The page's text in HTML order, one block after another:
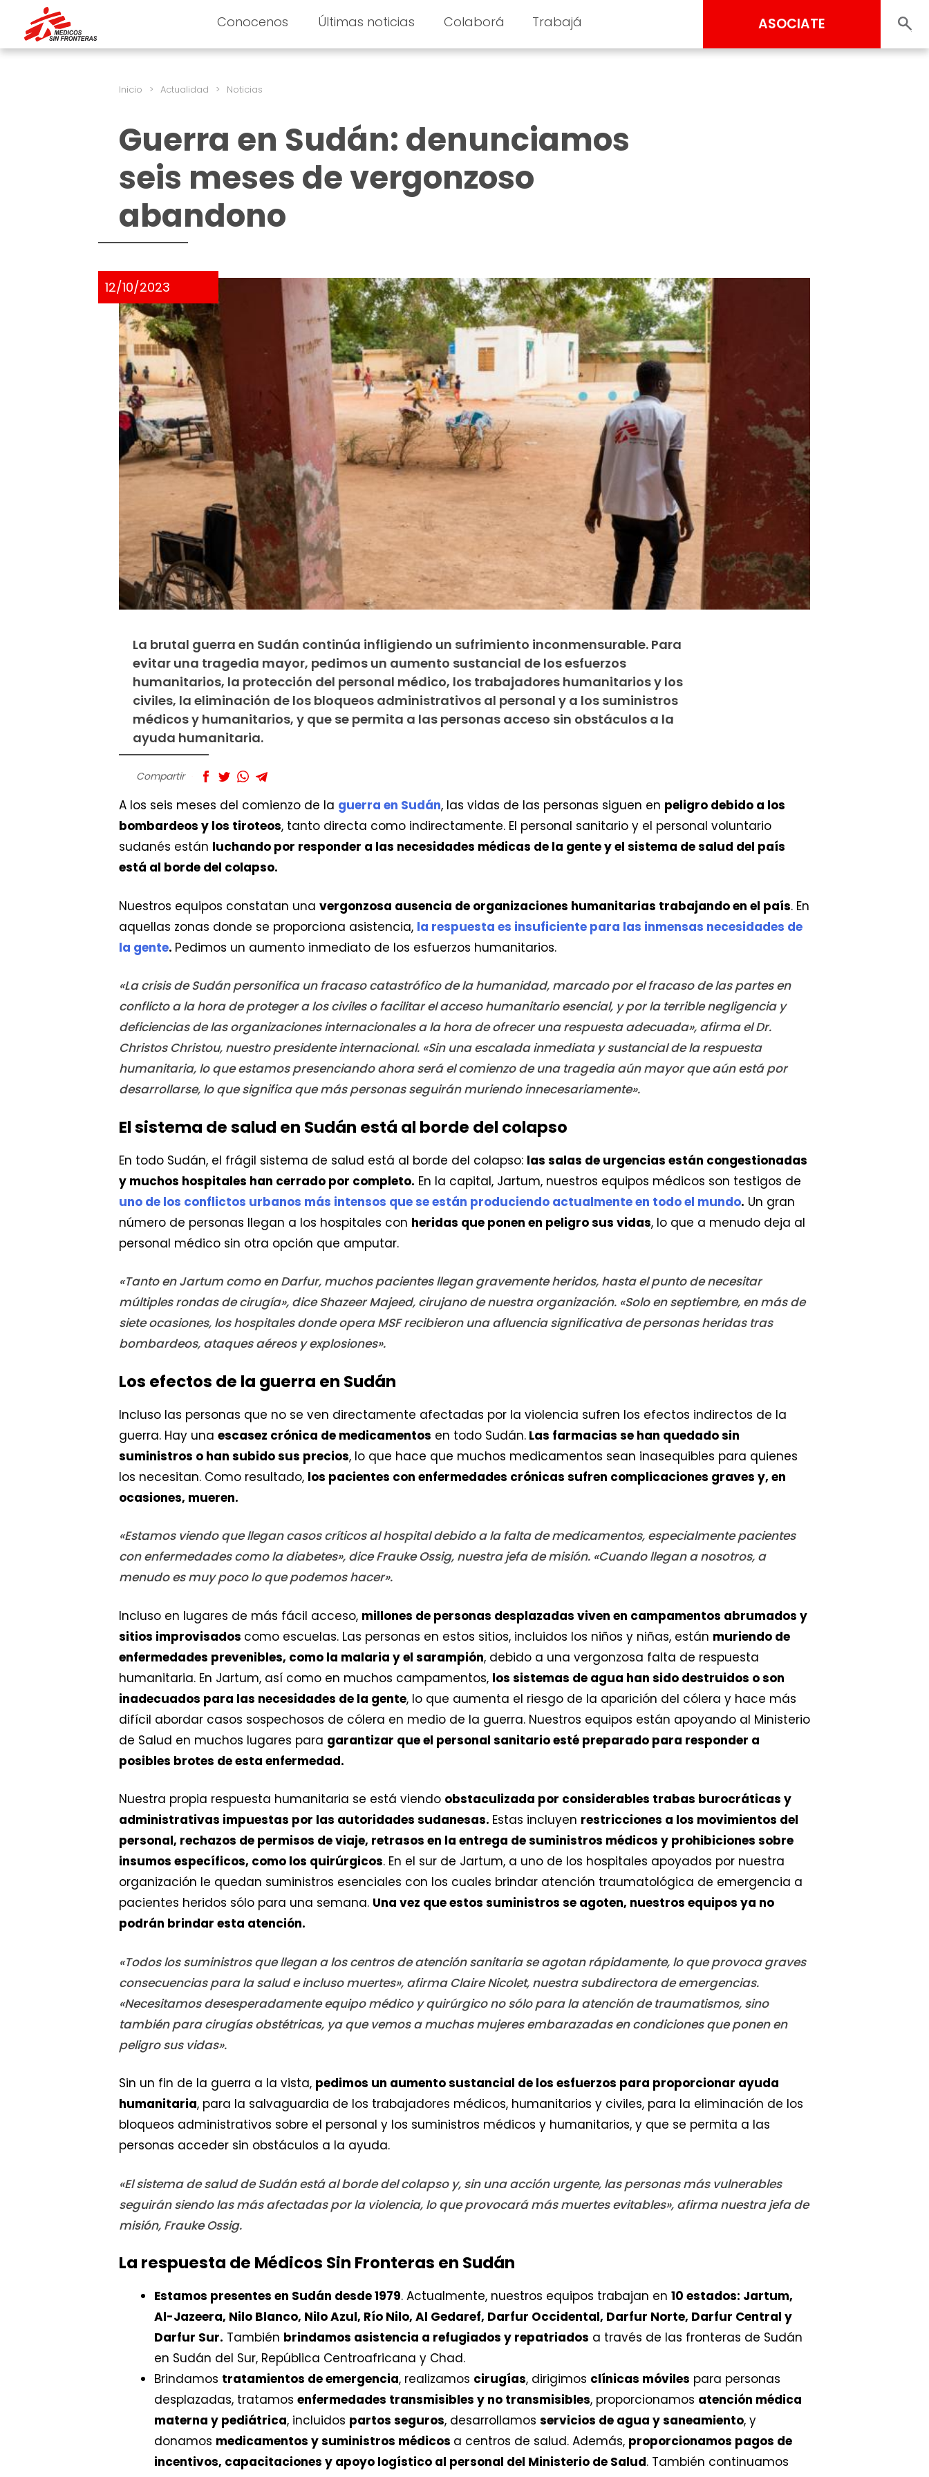
Conocenos Últimas noticias Colaborá Trabajá ASOCIATE
Inicio > Actualidad > Noticias
Guerra en Sudán: denunciamos
seis meses de vergonzoso
abandono
12/10/2023
La brutal guerra en Sudán continúa infligiendo un sufrimiento inconmensurable. Para
evitar una tragedia mayor, pedimos un aumento sustancial de los esfuerzos
humanitarios, la protección del personal médico, los trabajadores humanitarios y los
civiles, la eliminación de los bloqueos administrativos al personal y a los suministros
médicos y humanitarios, y que se permita a las personas acceso sin obstáculos a la
ayuda humanitaria.
Compartir
A los seis meses del comienzo de la guerra en Sudán, las vidas de las personas siguen en peligro debido a los
bombardeos y los tiroteos, tanto directa como indirectamente. El personal sanitario y el personal voluntario
sudanés están luchando por responder a las necesidades médicas de la gente y el sistema de salud del país
está al borde del colapso.
Nuestros equipos constatan una vergonzosa ausencia de organizaciones humanitarias trabajando en el país. En
aquellas zonas donde se proporciona asistencia, la respuesta es insuficiente para las inmensas necesidades de
la gente. Pedimos un aumento inmediato de los esfuerzos humanitarios.
«La crisis de Sudán personifica un fracaso catastrófico de la humanidad, marcado por el fracaso de las partes en
conflicto a la hora de proteger a los civiles o facilitar el acceso humanitario esencial, y por la terrible negligencia y
deficiencias de las organizaciones internacionales a la hora de ofrecer una respuesta adecuada», afirma el Dr.
Christos Christou, nuestro presidente internacional. «Sin una escalada inmediata y sustancial de la respuesta
humanitaria, lo que estamos presenciando ahora será el comienzo de una tragedia aún mayor que aún está por
desarrollarse, lo que significa que más personas seguirán muriendo innecesariamente».
El sistema de salud en Sudán está al borde del colapso
En todo Sudán, el frágil sistema de salud está al borde del colapso: las salas de urgencias están congestionadas
y muchos hospitales han cerrado por completo. En la capital, Jartum, nuestros equipos médicos son testigos de
uno de los conflictos urbanos más intensos que se están produciendo actualmente en todo el mundo. Un gran
número de personas llegan a los hospitales con heridas que ponen en peligro sus vidas, lo que a menudo deja al
personal médico sin otra opción que amputar.
«Tanto en Jartum como en Darfur, muchos pacientes llegan gravemente heridos, hasta el punto de necesitar
múltiples rondas de cirugía», dice Shazeer Majeed, cirujano de nuestra organización. «Solo en septiembre, en más de
siete ocasiones, los hospitales donde opera MSF recibieron una afluencia significativa de personas heridas tras
bombardeos, ataques aéreos y explosiones».
Los efectos de la guerra en Sudán
Incluso las personas que no se ven directamente afectadas por la violencia sufren los efectos indirectos de la
guerra. Hay una escasez crónica de medicamentos en todo Sudán. Las farmacias se han quedado sin
suministros o han subido sus precios, lo que hace que muchos medicamentos sean inasequibles para quienes
los necesitan. Como resultado, los pacientes con enfermedades crónicas sufren complicaciones graves y, en
ocasiones, mueren.
«Estamos viendo que llegan casos críticos al hospital debido a la falta de medicamentos, especialmente pacientes
con enfermedades como la diabetes», dice Frauke Ossig, nuestra jefa de misión. «Cuando llegan a nosotros, a
menudo es muy poco lo que podemos hacer».
Incluso en lugares de más fácil acceso, millones de personas desplazadas viven en campamentos abrumados y
sitios improvisados como escuelas. Las personas en estos sitios, incluidos los niños y niñas, están muriendo de
enfermedades prevenibles, como la malaria y el sarampión, debido a una vergonzosa falta de respuesta
humanitaria. En Jartum, así como en muchos campamentos, los sistemas de agua han sido destruidos o son
inadecuados para las necesidades de la gente, lo que aumenta el riesgo de la aparición del cólera y hace más
difícil abordar casos sospechosos de cólera en medio de la guerra. Nuestros equipos están apoyando al Ministerio
de Salud en muchos lugares para garantizar que el personal sanitario esté preparado para responder a
posibles brotes de esta enfermedad.
Nuestra propia respuesta humanitaria se está viendo obstaculizada por considerables trabas burocráticas y
administrativas impuestas por las autoridades sudanesas. Estas incluyen restricciones a los movimientos del
personal, rechazos de permisos de viaje, retrasos en la entrega de suministros médicos y prohibiciones sobre
insumos específicos, como los quirúrgicos. En el sur de Jartum, a uno de los hospitales apoyados por nuestra
organización le quedan suministros esenciales con los cuales brindar atención traumatológica de emergencia a
pacientes heridos sólo para una semana. Una vez que estos suministros se agoten, nuestros equipos ya no
podrán brindar esta atención.
«Todos los suministros que llegan a los centros de atención sanitaria se agotan rápidamente, lo que provoca graves
consecuencias para la salud e incluso muertes», afirma Claire Nicolet, nuestra subdirectora de emergencias.
«Necesitamos desesperadamente equipo médico y quirúrgico no sólo para la atención de traumatismos, sino
también para cirugías obstétricas, ya que vemos a muchas mujeres embarazadas en condiciones que ponen en
peligro sus vidas».
Sin un fin de la guerra a la vista, pedimos un aumento sustancial de los esfuerzos para proporcionar ayuda
humanitaria, para la salvaguardia de los trabajadores médicos, humanitarios y civiles, para la eliminación de los
bloqueos administrativos sobre el personal y los suministros médicos y humanitarios, y que se permita a las
personas acceder sin obstáculos a la ayuda.
«El sistema de salud de Sudán está al borde del colapso y, sin una acción urgente, las personas más vulnerables
seguirán siendo las más afectadas por la violencia, lo que provocará más muertes evitables», afirma nuestra jefa de
misión, Frauke Ossig.
La respuesta de Médicos Sin Fronteras en Sudán
Estamos presentes en Sudán desde 1979. Actualmente, nuestros equipos trabajan en 10 estados: Jartum,
Al-Jazeera, Nilo Blanco, Nilo Azul, Río Nilo, Al Gedaref, Darfur Occidental, Darfur Norte, Darfur Central y
Darfur Sur. También brindamos asistencia a refugiados y repatriados a través de las fronteras de Sudán
en Sudán del Sur, República Centroafricana y Chad.
Brindamos tratamientos de emergencia, realizamos cirugías, dirigimos clínicas móviles para personas
desplazadas, tratamos enfermedades transmisibles y no transmisibles, proporcionamos atención médica
materna y pediátrica, incluidos partos seguros, desarrollamos servicios de agua y saneamiento, y
donamos medicamentos y suministros médicos a centros de salud. Además, proporcionamos pagos de
incentivos, capacitaciones y apoyo logístico al personal del Ministerio de Salud. También continuamos